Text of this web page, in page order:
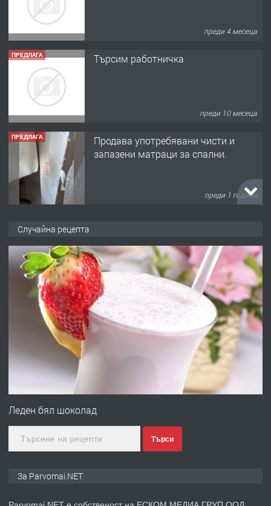
преди 4 месеца
ПРЕДЛАГА Търсим работничка
преди 10 месеца
ПРЕДЛАГА
Продава употребявани чисти и
запазени матраци за спални.
преди 1 година
преди 1 година
ПРЕДЛАГА
Първи поход "По стъпките на Ангел
Войвода"
преди 1 година
Монтажник на малки детайли за
Случайна рецепта
Леден бял шоколад
Търси
За Parvomai.NET